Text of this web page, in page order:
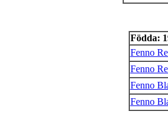
Födda:
Fenno
Fenno
Fenno
Fenno